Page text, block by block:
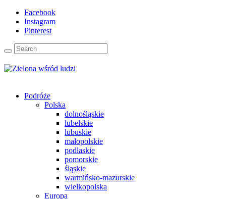
Facebook
Instagram
Pinterest
Podróże
Polska
dolnośląskie
lubelskie
lubuskie
małopolskie
podlaskie
pomorskie
śląskie
warmińsko-mazurskie
wielkopolska
Europa